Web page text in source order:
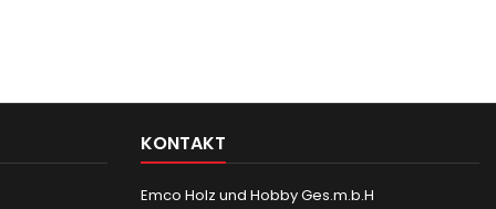
KONTAKT
Emco Holz und Hobby Ges.m.b.H